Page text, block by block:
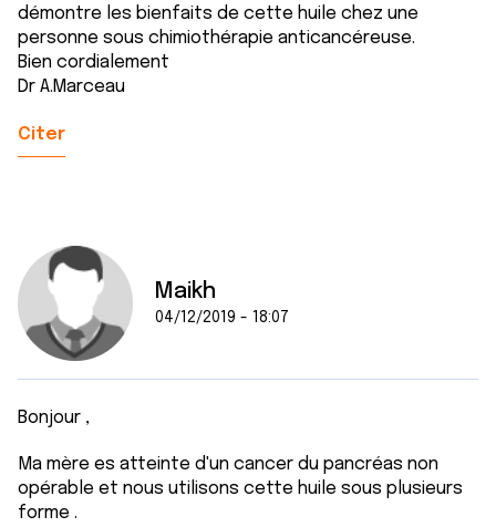
démontre les bienfaits de cette huile chez une
personne sous chimiothérapie anticancéreuse.
Bien cordialement
Dr A.Marceau
Citer
Maikh
04/12/2019 - 18:07
Bonjour ,
Ma mère es atteinte d'un cancer du pancréas non
opérable et nous utilisons cette huile sous plusieurs
forme .